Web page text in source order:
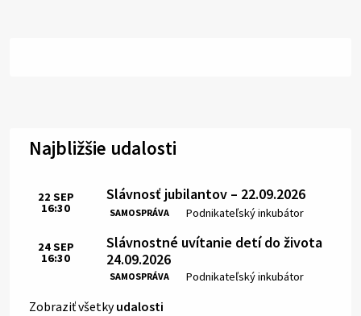
Najbližšie udalosti
Slávnosť jubilantov – 22.09.2026
SAMOSPRÁVA Miesto:
Podnikateľský inkubátor
Čas:
22 SEP
16:30
Slávnostné uvítanie detí do života
24.09.2026
SAMOSPRÁVA Miesto:
Podnikateľský inkubátor
Čas:
24SEP
16:30
Zobraziť všetkyudalosti